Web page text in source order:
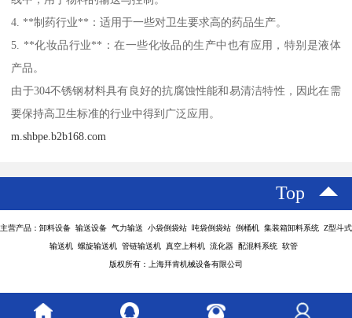
4. **制药行业**：适用于一些对卫生要求高的药品生产。
5. **化妆品行业**：在一些化妆品的生产中也有应用，特别是液体
产品。
由于304不锈钢材料具有良好的抗腐蚀性能和易清洁特性，因此在需
要保持高卫生标准的行业中得到广泛应用。
m.shbpe.b2b168.com
Top
主营产品：卸料设备 输送设备 气力输送 小袋倒袋站 吨袋倒袋站 倒桶机 集装箱卸料系统 Z型斗式
输送机 螺旋输送机 管链输送机 真空上料机 流化器 配混料系统 软管
版权所有：上海拜肯机械设备有限公司